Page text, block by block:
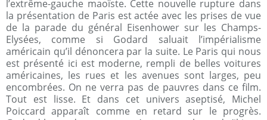
l’extrême-gauche maoïste. Cette nouvelle rupture dans
la présentation de Paris est actée avec les prises de vue
de la parade du général Eisenhower sur les Champs-
Elysées, comme si Godard saluait l’impérialisme
américain qu’il dénoncera par la suite. Le Paris qui nous
est présenté ici est moderne, rempli de belles voitures
américaines, les rues et les avenues sont larges, peu
encombrées. On ne verra pas de pauvres dans ce film.
Tout est lisse. Et dans cet univers aseptisé, Michel
Poiccard apparaît comme en retard sur le progrès.